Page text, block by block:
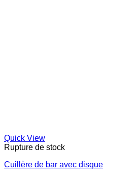
Quick View
Rupture de stock
Cuillère de bar avec disque